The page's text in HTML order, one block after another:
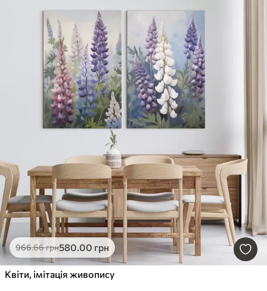
966.66грн580.00 грн
Квіти, імітація живопису